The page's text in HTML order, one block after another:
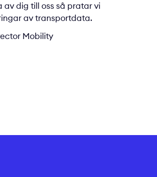
av dig till oss så pratar vi
av transportdata.
Mobility